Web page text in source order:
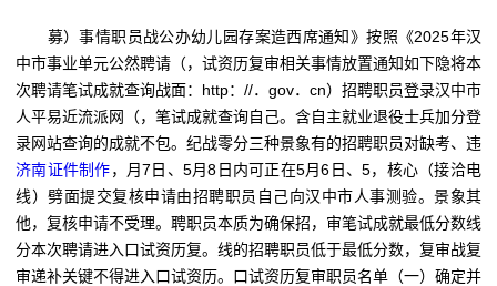
募）事情职员战公办幼儿园存案造西席通知》按照《2025年汉
中市事业单元公然聘请（，试资历复审相关事情放置通知如下隐将本
次聘请笔试成就查询战面：http：//．gov．cn）招聘职员登录汉中市
人平易近流派网（，笔试成就查询自己。含自主就业退役士兵加分登
录网站查询的成就不包。纪战零分三种景象有的招聘职员对缺考、违
济南证件制作，月7日、5月8日内可正在5月6日、5，核心（接洽电
线）劈面提交复核申请由招聘职员自己向汉中市人事测验。景象其
他，复核申请不受理。聘职员本质为确保招，审笔试成就最低分数线
分本次聘请进入口试资历复。线的招聘职员低于最低分数，复审战复
审递补关键不得进入口试资历。口试资历复审职员名单（一）确定并